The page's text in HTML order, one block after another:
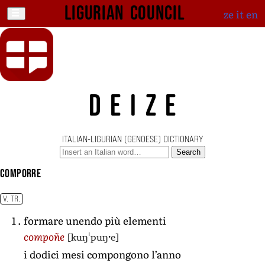
Ligurian Council ze iten
DEIZE
ITALIAN-LIGURIAN (GENOESE) DICTIONARY
Search
comporre
V. TR.
formare unendo più elementi
compoñe [kuŋˈpuŋˑe]
i dodici mesi compongono l’anno